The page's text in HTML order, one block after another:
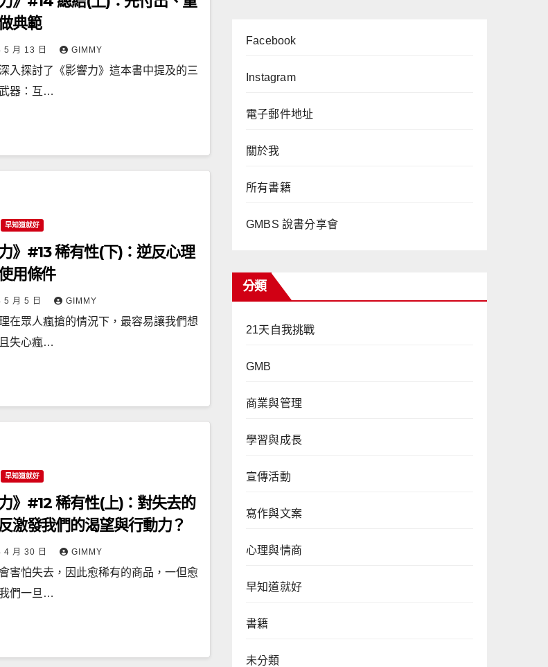
典範
5 月 13 日 GIMMY
入探討了《影響力》這本書中提及的三
器：互…
早知道就好
》#13 稀有性(下)：逆反心理
用條件
5 月 5 日 GIMMY
在眾人瘋搶的情況下，最容易讓我們想
失心瘋…
早知道就好
》#12 稀有性(上)：對失去的
激發我們的渴望與行動力？
4 月 30 日 GIMMY
害怕失去，因此愈稀有的商品，一但愈
們一旦…
Facebook
Instagram
電子郵件地址
關於我
所有書籍
GMBS 說書分享會
分類
21天自我挑戰
GMB
商業與管理
學習與成長
宣傳活動
寫作與文案
心理與情商
早知道就好
書籍
未分類